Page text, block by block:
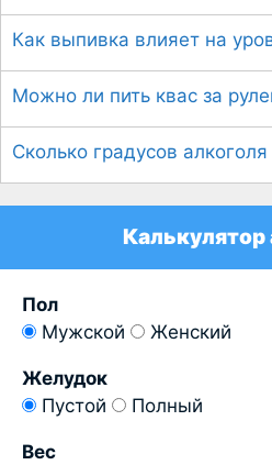
Как выпивка влияет на
Можно ли пить квас за
Сколько градусов
Калькулятор
Пол
Мужской
Женский
Желудок
Пустой
Полный
Вес